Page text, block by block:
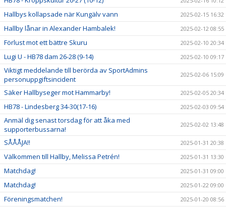
Hallbys kollapsade när Kungälv vann 2025-02-15 16:32
Hallby lånar in Alexander Hambalek! 2025-02-12 08:55
Förlust mot ett bättre Skuru 2025-02-10 20:34
Lugi U - HB78 dam 26-28 (9-14) 2025-02-10 09:17
Viktigt meddelande till berörda av SportAdmins
personuppgiftsincident
2025-02-06 15:09
Säker Hallbyseger mot Hammarby! 2025-02-05 20:34
HB78 - Lindesberg 34-30(17-16) 2025-02-03 09:54
Anmäl dig senast torsdag för att åka med
supporterbussarna!
2025-02-02 13:48
SÅÅÅJA!! 2025-01-31 20:38
Välkommen till Hallby, Melissa Petrén! 2025-01-31 13:30
Matchdag! 2025-01-31 09:00
Matchdag! 2025-01-22 09:00
Föreningsmatchen! 2025-01-20 08:56